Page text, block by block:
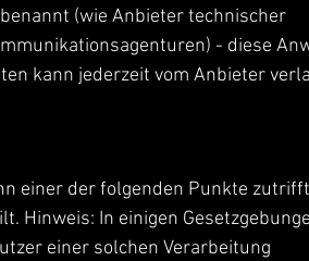
(wie Anbieter technischer
- diese
kann jederzeit vom Anbieter
einer der folgenden Punkte
Hinweis: In einigen
einer solchen Verarbeitung